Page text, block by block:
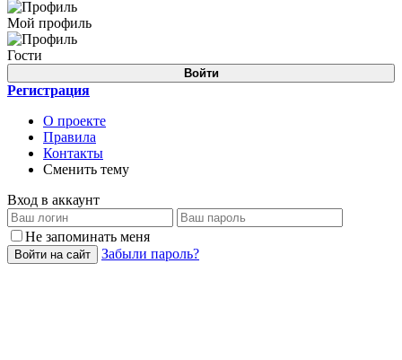
Мой профиль
Гости
Войти
Регистрация
О проекте
Правила
Контакты
Сменить тему
Вход в аккаунт
Не запоминать меня
Войти на сайт Забыли пароль?